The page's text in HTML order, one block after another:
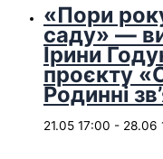
«Пори
саду» —
Ірини
проєкту
Родинні
21.05 17:00 - 28.06